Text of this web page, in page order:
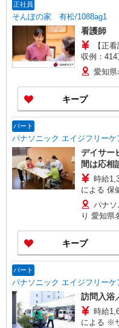
正社員
そんぽの家 有松/1088ag1
看護師
【正
収例：414万円〜
274,300
【賞与】あり（年2
がい向上
月平均的に
経験によ
年支給
愛知県
キープ
パート
パナソニック エイジフリーケ
デイサー
間は応相
時給
による 保
時給
〇無事故
パナソ
り 愛知県
キープ
パート
パナソニック エイジフリーケ
訪問入浴
時給
による ※